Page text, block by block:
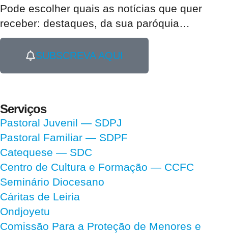
Pode escolher quais as notícias que quer
receber: destaques, da sua paróquia…
SUBSCREVA AQUI
Serviços
Pastoral Juvenil — SDPJ
Pastoral Familiar — SDPF
Catequese — SDC
Centro de Cultura e Formação — CCFC
Seminário Diocesano
Cáritas de Leiria
Ondjoyetu
Comissão Para a Proteção de Menores e